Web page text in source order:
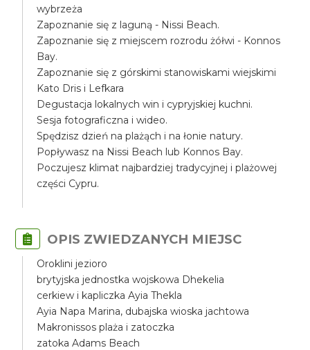
wybrzeża
Zapoznanie się z laguną - Nissi Beach.
Zapoznanie się z miejscem rozrodu żółwi - Konnos
Bay.
Zapoznanie się z górskimi stanowiskami wiejskimi
Kato Dris i Lefkara
Degustacja lokalnych win i cypryjskiej kuchni.
Sesja fotograficzna i wideo.
Spędzisz dzień na plażąch i na łonie natury.
Popływasz na Nissi Beach lub Konnos Bay.
Poczujesz klimat najbardziej tradycyjnej i plażowej
części Cypru.
OPIS ZWIEDZANYCH MIEJSC
Oroklini jezioro
brytyjska jednostka wojskowa Dhekelia
cerkiew i kapliczka Ayia Thekla
Ayia Napa Marina, dubajska wioska jachtowa
Makronissos plaża i zatoczka
zatoka Adams Beach